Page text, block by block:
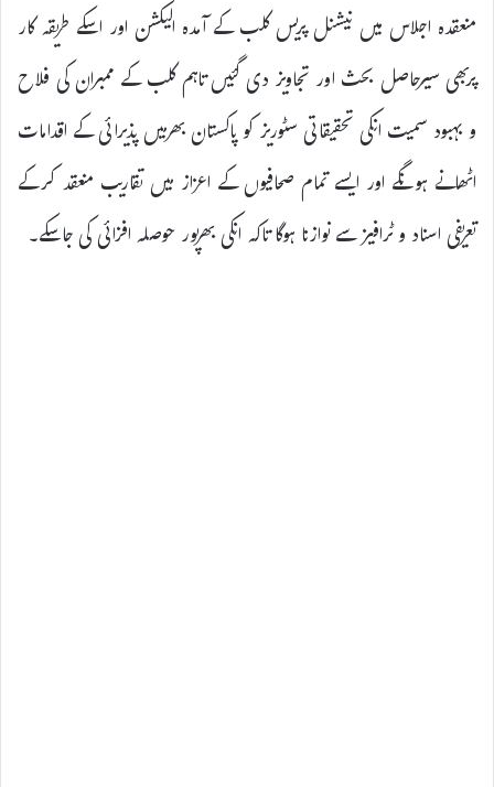
منعقدہ اجلاس میں نیشنل پریس کلب کے آمدہ الیکشن اور اسکے طریقہ کار
پربھی سیرحاصل بحث اور تجاویز دی گئیں تاہم کلب کے ممبران کی فلاح
و بہبود سمیت انکی تحقیقاتی سٹوریز کو پاکستان بھرمیں پذیرائی کے اقدامات
اٹھانے ہونگے اور ایسے تمام صحافیوں کے اعزاز میں تقاریب منعقد کرکے
تعریفی اسناد و ٹرافیز سے نوازنا ہوگا تاکہ انکی بھرپور حوصلہ افزائی کی جاسکے۔